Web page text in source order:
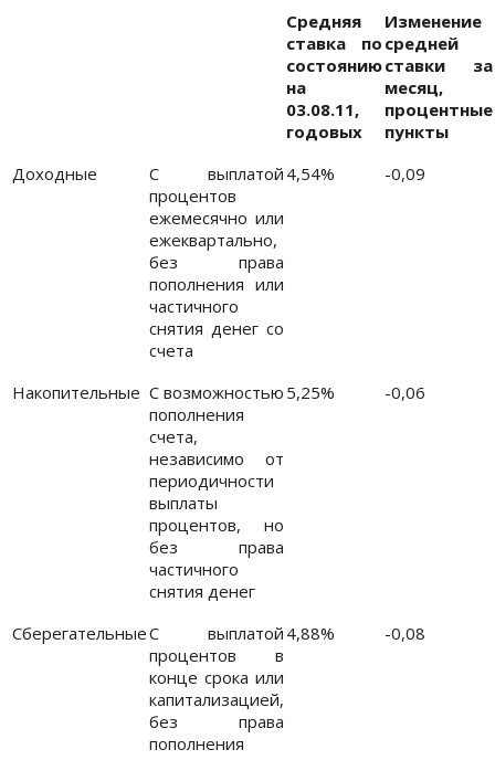
Средняя
ставка по
состоянию
на
03.08.11,
годовых
Изменение
средней
ставки за
месяц,
процентные
пункты
Доходные
С выплатой
процентов
ежемесячно или
ежеквартально,
без права
пополнения или
частичного
снятия денег со
счета
4,54% -0,09
Накопительные С возможностью
пополнения
счета,
независимо от
периодичности
выплаты
процентов, но
без права
частичного
снятия денег
5,25% -0,06
СберегательныеС выплатой
процентов в
конце срока или
капитализацией,
без права
пополнения
4,88% -0,08